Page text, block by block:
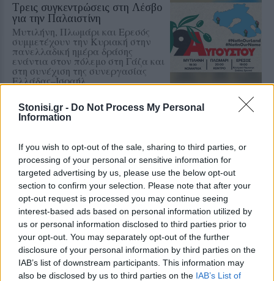
Stonisi.gr - Do Not Process My Personal
Information
If you wish to opt-out of the sale, sharing to third parties, or
processing of your personal or sensitive information for
targeted advertising by us, please use the below opt-out
section to confirm your selection. Please note that after your
opt-out request is processed you may continue seeing
interest-based ads based on personal information utilized by
us or personal information disclosed to third parties prior to
your opt-out. You may separately opt-out of the further
disclosure of your personal information by third parties on the
IAB’s list of downstream participants. This information may
also be disclosed by us to third parties on the IAB’s List of
Τρεις συγκεντρώσεις στη Λέσβο
για την Παλαιστίνη
Μυτιλήνη, Πλωμάρι και Ερεσός
συμμετέχουν την Κυριακή στην
πανελλαδική ημέρα δράσης
ενάντια στον πόλεμο στη Γάζα και
στη συνέχιση της συνεργασίας
Ελλάδας–Ισραήλ
ΔΡΑΣΕΙΣ
Τα παιδιά ανακαλύπτουν το
ένα νέο παιχνίδι
Διαδραστική εκπαιδευτική δράση
στο Μουσείο του Σιγρίου, με
αναμνηστικά για όλους και ετήσια
κάρτα ελεύθερης εισόδου για τον
νικητή
ΔΡΑΣΕΙΣ
Κάλεσμα για συγκέντρωση υπέρ
της Παλαιστίνης από
ανειδίκευτους γιατρούς της
Λέσβου